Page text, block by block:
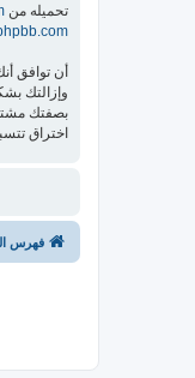
تحميله من
أن توافق
وإزالتك
اختراق
فهرس